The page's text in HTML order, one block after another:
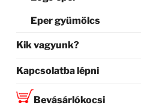
Eper gyümölcs
Kik vagyunk?
Kapcsolatba lépni
Bevásárlókocsi